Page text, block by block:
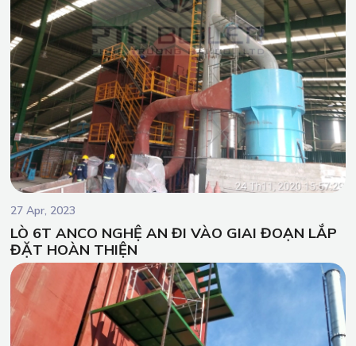
27 Apr, 2023
LÒ 6T ANCO NGHỆ AN ĐI VÀO GIAI ĐOẠN LẮP
ĐẶT HOÀN THIỆN